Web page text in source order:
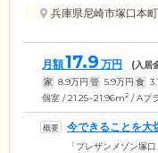
兵庫県尼崎市塚口本
月額17.9 万円 (入居
家 8.9万円 管 5.9万円 食 3.1
個室 / 21.25~21.96m2 / Aプ
今できることを大
す
「プレザンメゾン塚